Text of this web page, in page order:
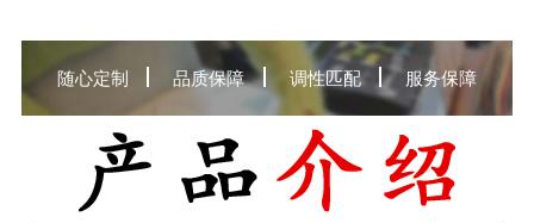
随心定制 品质保障 调性匹配 服务保障